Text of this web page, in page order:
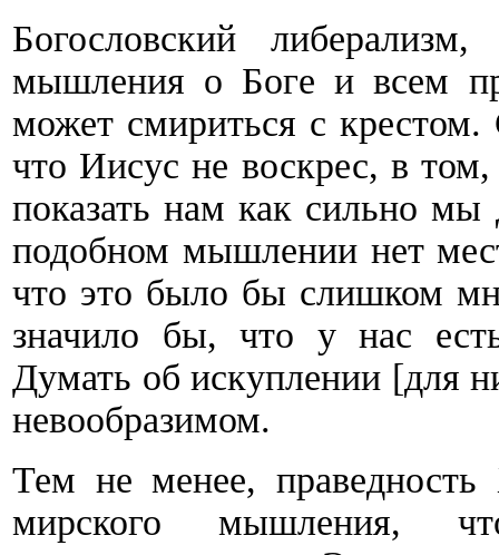
Богословский
мышления о Боге и всем
может смириться с
что Иисус не воскрес, в
показать нам как сильно
подобном мышлении нет
что это было бы слишком
значило бы, что у нас
Думать об искуплении [для
невообразимом.
Тем не менее, праведность
мирского мышления,